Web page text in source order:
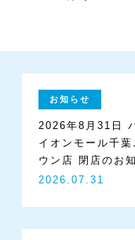
お知らせ
2026年8月31日
イオンモール千葉
ウン店 閉店のお
2026.07.31